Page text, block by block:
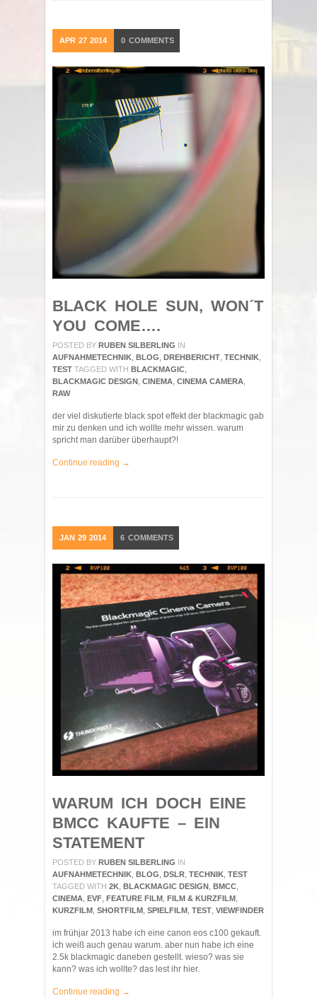
APR 27 2014 0 COMMENTS
BLACK HOLE SUN, WON´T
YOU COME….
POSTED BY RUBEN SILBERLING IN
AUFNAHMETECHNIK BLOG DREHBERICHT TECHNIK
TEST TAGGED WITH BLACKMAGIC
BLACKMAGIC DESIGN CINEMA CINEMA CAMERA
RAW
der viel diskutierte black spot effekt der blackmagic gab
mir zu denken und ich wollte mehr wissen. warum
spricht man darüber überhaupt?!
Continue reading →
JAN 29 2014 6 COMMENTS
WARUM ICH DOCH EINE
BMCC KAUFTE – EIN
STATEMENT
POSTED BY RUBEN SILBERLING IN
AUFNAHMETECHNIK BLOG DSLR TECHNIK TEST
TAGGED WITH 2K BLACKMAGIC DESIGN BMCC
CINEMA EVF FEATURE FILM FILM & KURZFILM
KURZFILM SHORTFILM SPIELFILM TEST VIEWFINDER
im frühjar 2013 habe ich eine canon eos c100 gekauft.
ich weiß auch genau warum. aber nun habe ich eine
2.5k blackmagic daneben gestellt. wieso? was sie
kann? was ich wollte? das lest ihr hier.
Continue reading →